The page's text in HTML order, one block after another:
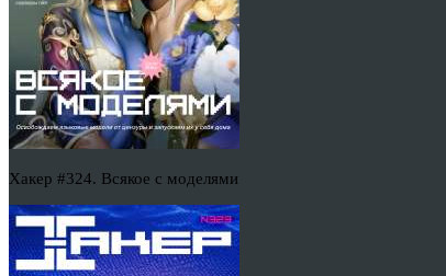
Хакер #324. Всякое с моделями